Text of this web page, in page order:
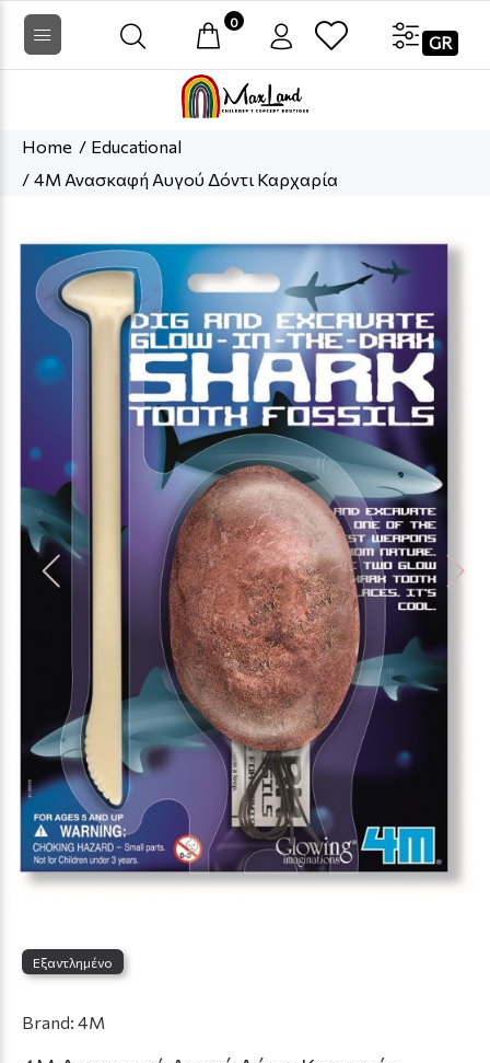
0
GR
Home
Educational
4Μ Ανασκαφή Αυγού Δόντι Καρχαρία
Εξαντλημένο
Brand: 4M